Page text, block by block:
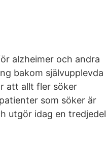
alzheimer och andra
bakom självupplevda
att allt fler söker
som söker är
utgör idag en tredjedel